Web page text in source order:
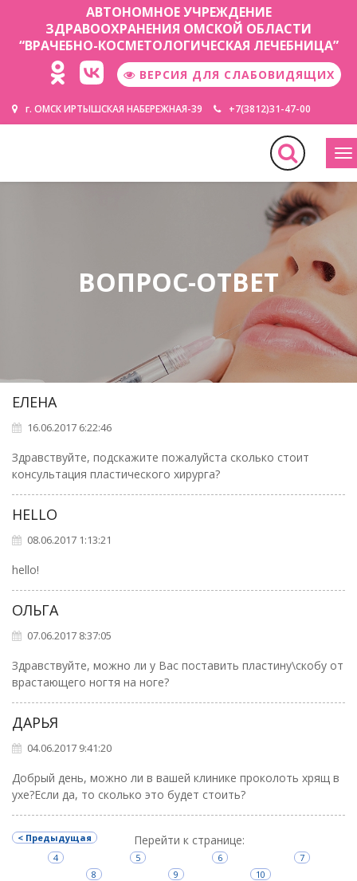
АВТОНОМНОЕ УЧРЕЖДЕНИЕ
ЗДРАВООХРАНЕНИЯ ОМСКОЙ ОБЛАСТИ
“ВРАЧЕБНО-КОСМЕТОЛОГИЧЕСКАЯ ЛЕЧЕБНИЦА”
ВЕРСИЯ ДЛЯ СЛАБОВИДЯЩИХ
г. ОМСК ИРТЫШСКАЯ НАБЕРЕЖНАЯ-39 +7(3812)31-47-00
ВОПРОС-ОТВЕТ
ЕЛЕНА
16.06.2017 6:22:46
Здравствуйте, подскажите пожалуйста сколько стоит
консультация пластического хирурга?
HELLO
08.06.2017 1:13:21
hello!
ОЛЬГА
07.06.2017 8:37:05
Здравствуйте, можно ли у Вас поставить пластину\скобу от
врастающего ногтя на ноге?
ДАРЬЯ
04.06.2017 9:41:20
Добрый день, можно ли в вашей клинике проколоть хрящ в
ухе?Если да, то сколько это будет стоить?
Перейти к странице:
< Предыдущая
4
5 6
7
8
9
10